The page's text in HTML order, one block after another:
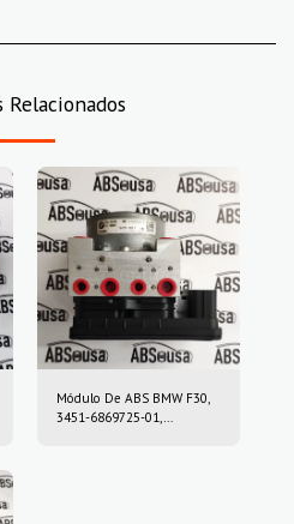
Relacionados
Módulo De ABS BMW F30,
3451-6869725-01,